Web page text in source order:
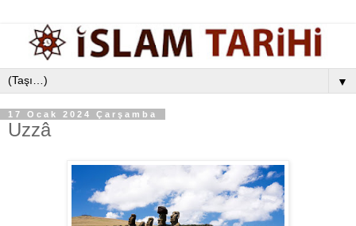
▼
17 Ocak 2024 Çarşamba
Uzzâ